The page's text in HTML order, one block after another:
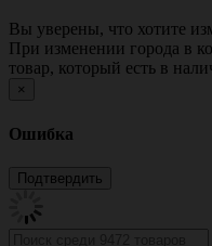
Вы уверены, что хотите
При изменении города в
товар, который есть в
×
Ошибка